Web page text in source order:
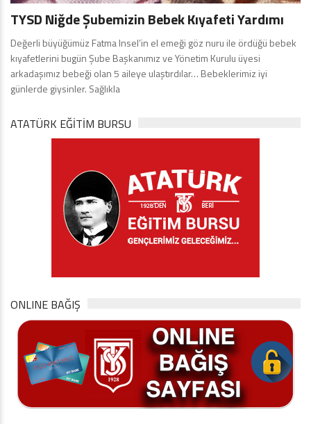
TYSD Niğde Şubemizin Bebek Kıyafeti Yardımı
Değerli büyüğümüz Fatma Insel’in el emeği göz nuru ile ördüğü bebek
kıyafetlerini bugün Şube Başkanımız ve Yönetim Kurulu üyesi
arkadaşımız bebeği olan 5 aileye ulaştırdılar… Bebeklerimiz iyi
günlerde giysinler. Sağlıkla
ATATÜRK EĞITIM BURSU
ONLINE BAĞIŞ